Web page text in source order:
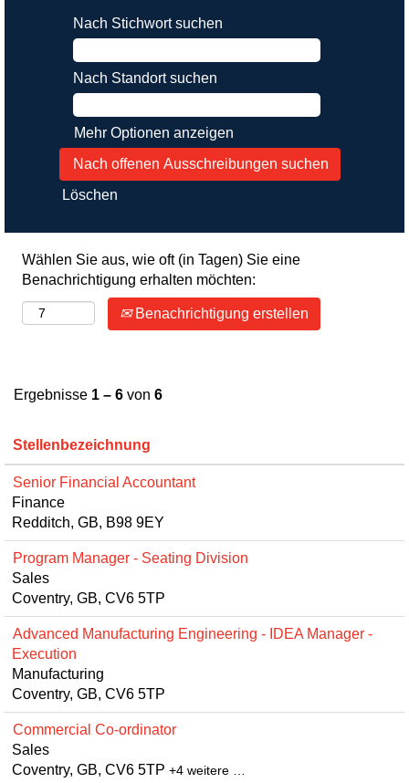
Nach Stichwort suchen
Nach Standort suchen
Mehr Optionen anzeigen
Löschen
Wählen Sie aus, wie oft (in Tagen) Sie eine
Benachrichtigung erhalten möchten:
Benachrichtigung erstellen
Ergebnisse 1 – 6 von 6
Stellenbezeichnung
Senior Financial Accountant
Finance
Redditch, GB, B98 9EY
Program Manager - Seating Division
Sales
Coventry, GB, CV6 5TP
Advanced Manufacturing Engineering - IDEA Manager -
Execution
Manufacturing
Coventry, GB, CV6 5TP
Commercial Co-ordinator
Sales
Coventry, GB, CV6 5TP +4 weitere …